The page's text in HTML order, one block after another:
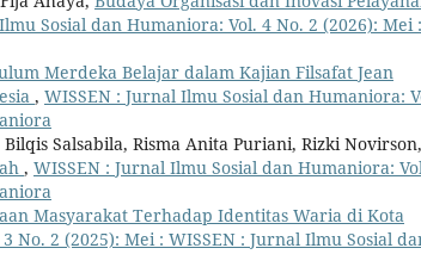
Sosial dan Humaniora: Vol. 4 No. 2 (2026): Mei :
Merdeka Belajar dalam Kajian Filsafat Jean
, WISSEN : Jurnal Ilmu Sosial dan Humaniora:
Salsabila, Risma Anita Puriani, Rizki Novirson,
, WISSEN : Jurnal Ilmu Sosial dan Humaniora:
Masyarakat Terhadap Identitas Waria di Kota
No. 2 (2025): Mei : WISSEN : Jurnal Ilmu Sosial